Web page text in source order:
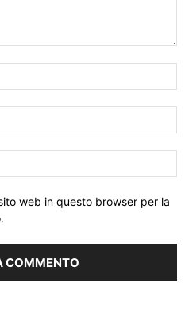
web in questo browser per la